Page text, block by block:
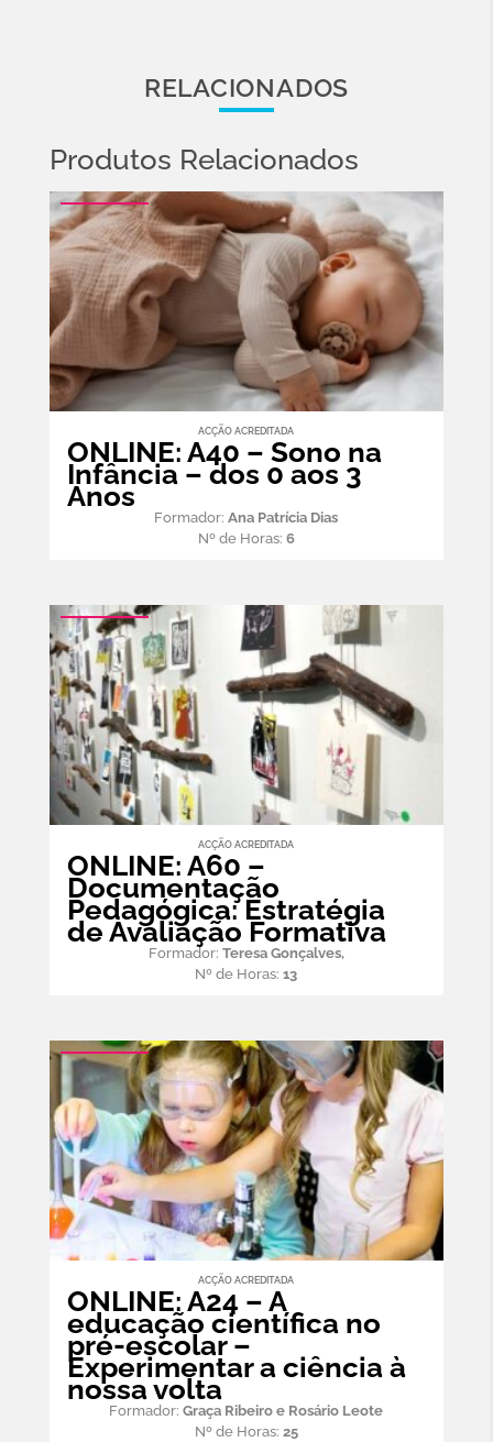
RELACIONADOS
Produtos Relacionados
ACÇÃO ACREDITADA
ONLINE: A40 – Sono na
Infância – dos 0 aos 3
Anos
Formador:Ana Patrícia Dias
Nº de Horas: 6
ACÇÃO ACREDITADA
ONLINE: A60 –
Documentação
Pedagógica: Estratégia
de Avaliação Formativa
Formador: Teresa Gonçalves,
Nº de Horas:13
ACÇÃO ACREDITADA
ONLINE: A24 – A
educação científica no
pré-escolar –
Experimentar a ciência à
nossa volta
Formador:Graça Ribeiro e Rosário Leote
Nº de Horas: 25